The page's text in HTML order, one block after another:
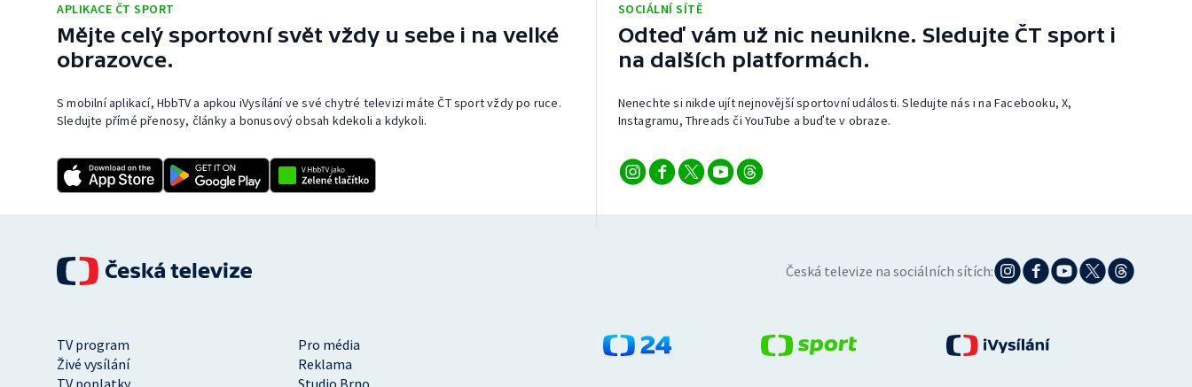
APLIKACE ČT SPORT
Mějte celý sportovní svět vždy u sebe i na velké
obrazovce.
S mobilní aplikací, HbbTV a apkou iVysílání ve své chytré televizi máte ČT sport vždy po ruce.
Sledujte přímé přenosy, články a bonusový obsah kdekoli a kdykoli.
SOCIÁLNÍ SÍTĚ
Odteď vám už nic neunikne. Sledujte ČT sport i
na dalších platformách.
Nenechte si nikde ujít nejnovější sportovní události. Sledujte nás i na Facebooku, X,
Instagramu, Threads či YouTube a buďte v obraze.
Česká televize na sociálních sítích:
TV program
Pro média
Živé vysílání
Reklama